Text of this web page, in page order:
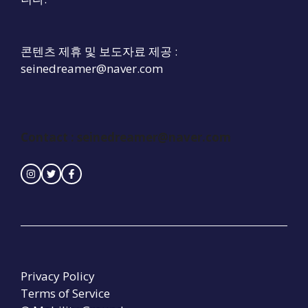
콘텐츠 제휴 및 보도자료 제공 :
seinedreamer@naver.com
Contact : seinedreamer@naver.com
Privacy Policy
Terms of Service